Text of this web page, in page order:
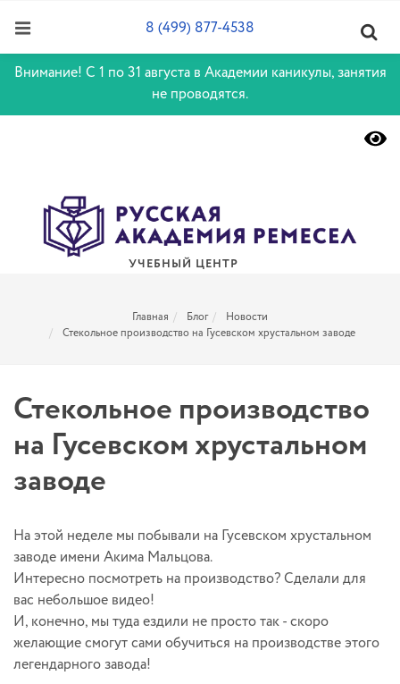
Внимание! С 1 по 31 августа в Академии каникулы, занятия
не проводятся.
УЧЕБНЫЙ ЦЕНТР
8 (499) 877-4538
Главная Блог
Новости
Стекольное производство на Гусевском хрустальном заводе
Стекольное производство
на Гусевском хрустальном
заводе
На этой неделе мы побывали на Гусевском хрустальном
заводе имени Акима Мальцова.
Интересно посмотреть на производство? Сделали для
вас небольшое видео!
И, конечно, мы туда ездили не просто так - скоро
желающие смогут сами обучиться на производстве этого
легендарного завода!